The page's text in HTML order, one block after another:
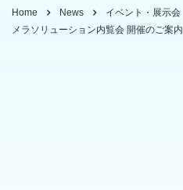
Home News イベント・展示会
メラソリューション内覧会 開催のご案内